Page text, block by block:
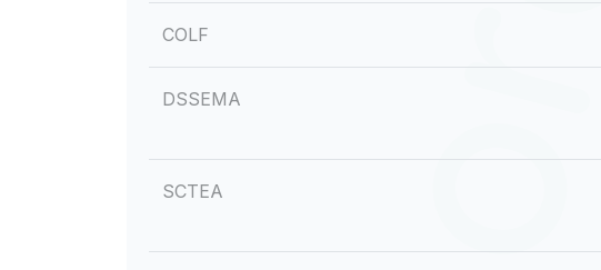
COLF
DSSEMA
SCTEA